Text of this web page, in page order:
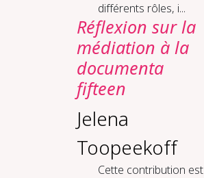
différents rôles, i...
Réflexion sur la
médiation à la
documenta
fifteen
Jelena
Toopeekoff
Cette contribution est